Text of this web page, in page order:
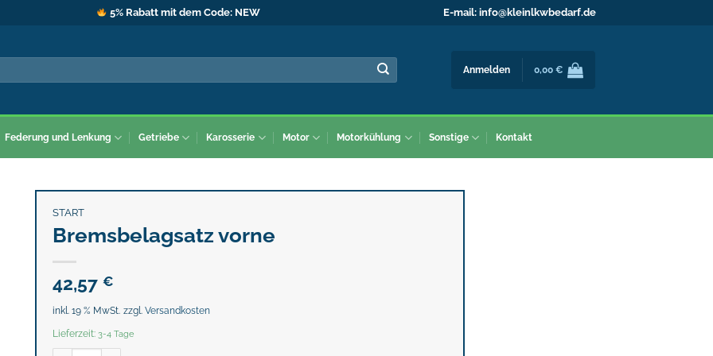
5% Rabatt mit dem Code: NEW E-mail:info@kleinlkwbedarf.de
Anmelden 0,00 €
Federung und Lenkung Getriebe Karosserie Motor Motorkühlung Sonstige Kontakt
START
Bremsbelagsatz vorne
42,57 €
inkl. 19 % MwSt. zzgl. Versandkosten
Lieferzeit: 3-4 Tage